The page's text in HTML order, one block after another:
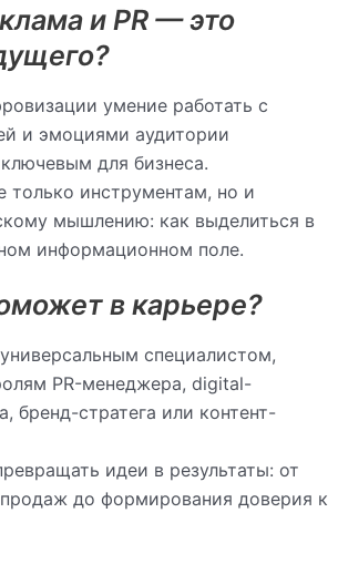
и PR — это
умение работать с
и эмоциями аудитории
для бизнеса.
только инструментам, но и
мышлению: как выделиться в
информационном поле.
в карьере?
специалистом,
PR-менеджера, digital-
бренд-стратега или контент-
идеи в результаты: от
до формирования доверия к